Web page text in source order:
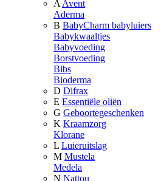
A Avent
Aderma
B BabyCharm babyluiers
Babykwaaltjes
Babyvoeding
Borstvoeding
Bibs
Bioderma
D Difrax
E Essentiële oliën
G Geboortegeschenken
K Kraamzorg
Klorane
L Luieruitslag
M Mustela
Medela
N Nattou